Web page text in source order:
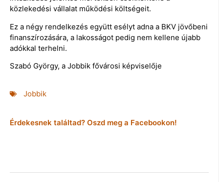
közlekedési vállalat működési költségeit.
Ez a négy rendelkezés együtt esélyt adna a BKV jövőbeni
finanszírozására, a lakosságot pedig nem kellene újabb
adókkal terhelni.
Szabó György, a Jobbik fővárosi képviselője
Jobbik
Érdekesnek találtad? Oszd meg a Facebookon!